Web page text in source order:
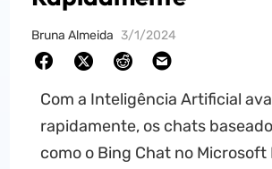
Bruna Almeida 3/1/2024
Com a Inteligência Artificial
rapidamente, os chats
como o Bing Chat no Microsoft